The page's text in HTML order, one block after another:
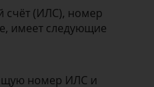
счёт (ИЛС), номер
имеет следующие
номер ИЛС и